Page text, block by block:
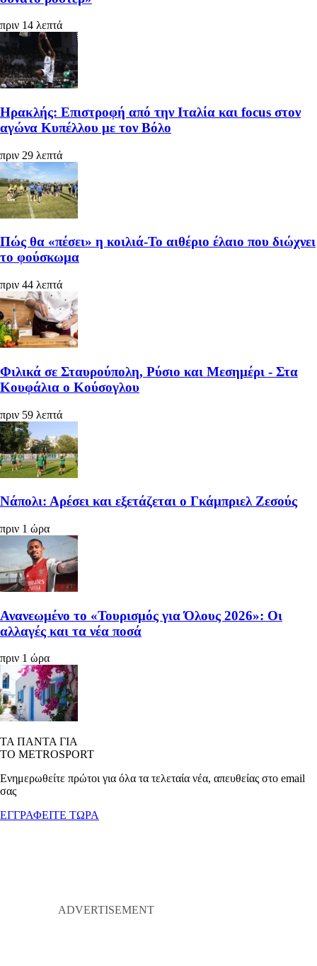
πριν 14 λεπτά
Ηρακλής: Επιστροφή από την Ιταλία και focus στον
αγώνα Κυπέλλου με τον Βόλο
πριν 29 λεπτά
Πώς θα «πέσει» η κοιλιά-Το αιθέριο έλαιο που διώχνει
το φούσκωμα
πριν 44 λεπτά
Φιλικά σε Σταυρούπολη, Ρύσιο και Μεσημέρι - Στα
Κουφάλια ο Κούσογλου
πριν 59 λεπτά
Νάπολι: Αρέσει και εξετάζεται ο Γκάμπριελ Ζεσούς
πριν 1 ώρα
Ανανεωμένο το «Τουρισμός για Όλους 2026»: Οι
αλλαγές και τα νέα ποσά
πριν 1 ώρα
ΤΑ ΠΑΝΤΑ ΓΙΑ
ΤΟ METROSPORT
Ενημερωθείτε πρώτοι για όλα τα τελεταία νέα, απευθείας στο email
σας
ΕΓΓΡΑΦΕΙΤΕ ΤΩΡΑ